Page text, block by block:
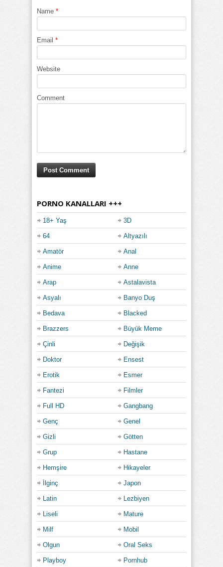
Name *
Email *
Website
Comment
PORNO KANALLARI +++
18+ Yaş 3D
64 Altyazılı
Amatör Anal
Anime Anne
Arap Astalavista
Asyalı Banyo Duş
Bedava Blacked
Brazzers Büyük Meme
Çinli Değişik
Doktor Ensest
Erotik Esmer
Fantezi Filmler
Full HD Gangbang
Genç Genel
Gizli Götten
Grup Hastane
Hemşire Hikayeler
İlginç Japon
Latin Lezbiyen
Liseli Mature
Milf Mobil
Olgun Oral Seks
Playboy Pornhub